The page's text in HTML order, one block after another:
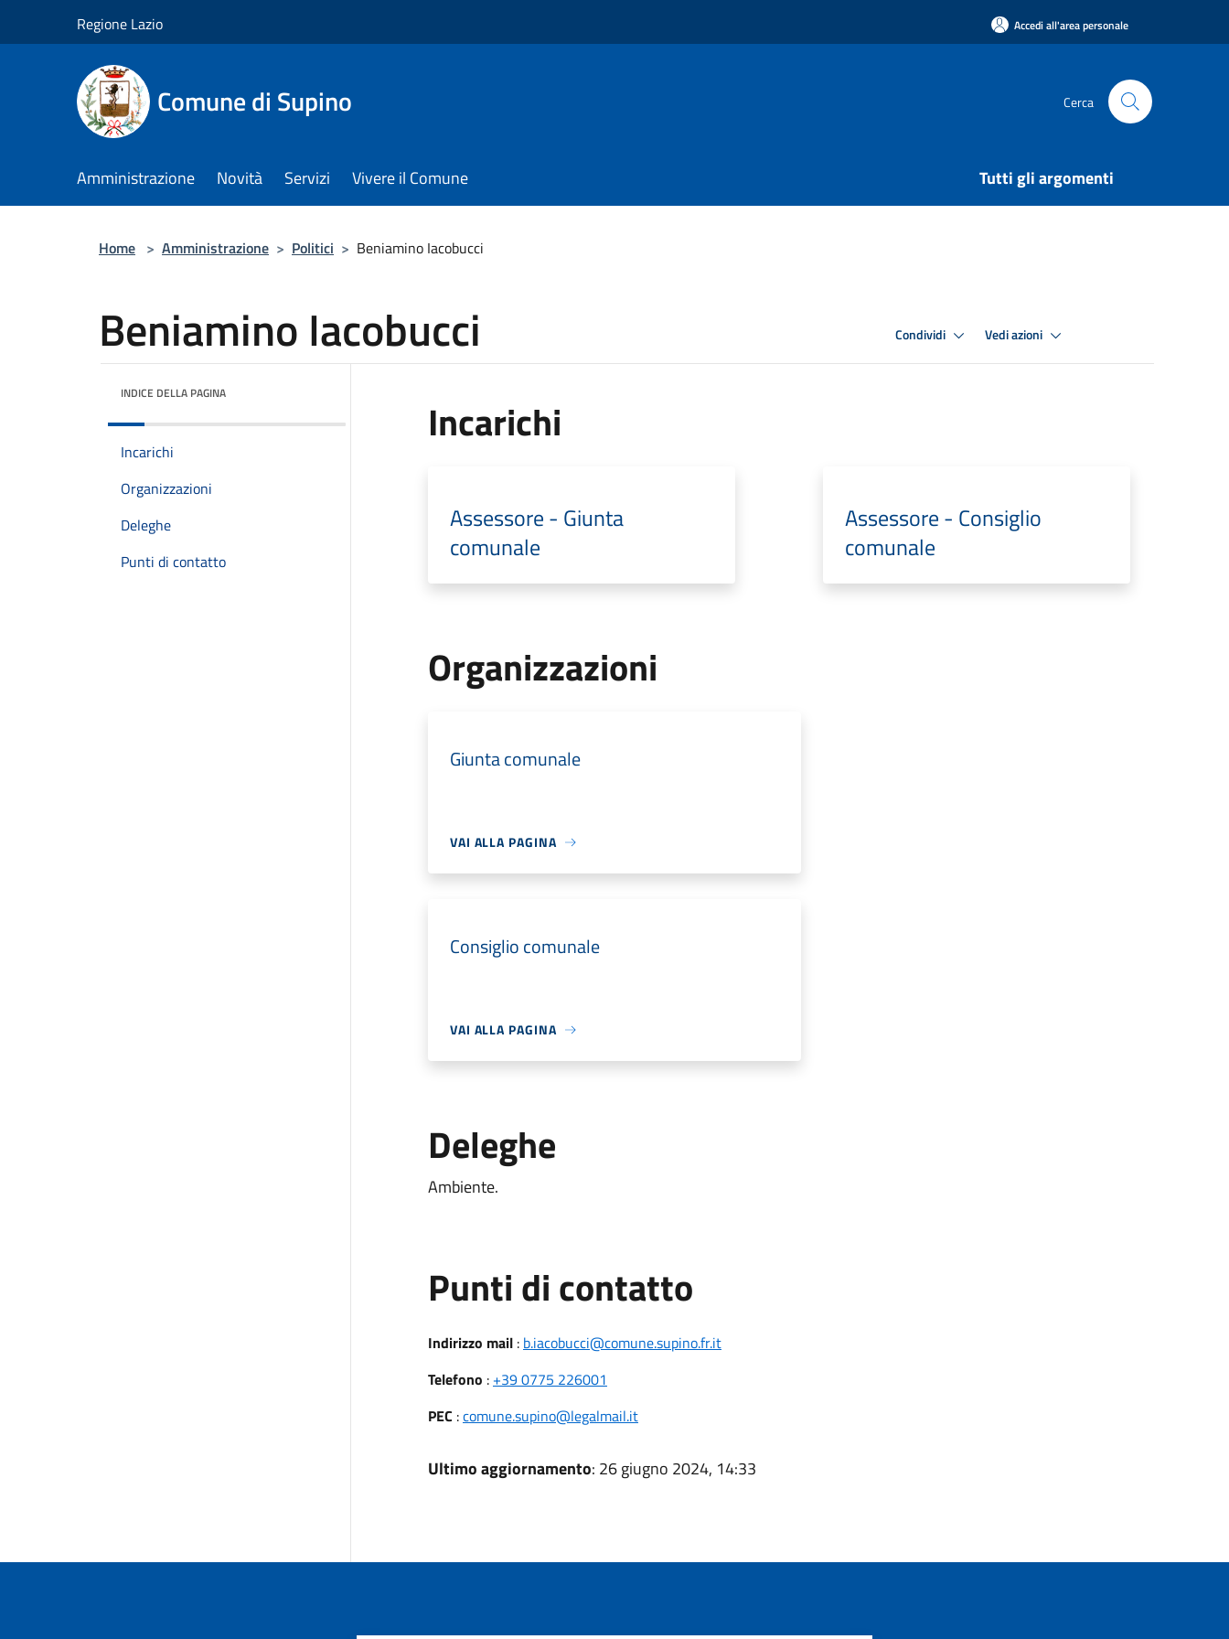
Regione Lazio Accedi all'area personale
Comune di Supino Cerca
Amministrazione Novità Servizi Vivere il Comune Tutti gli argomenti
Home > Amministrazione > Politici > Beniamino Iacobucci
Beniamino Iacobucci Condividi Vedi azioni
INDICE DELLA PAGINA
Incarichi
Organizzazioni
Deleghe
Punti di contatto
Incarichi
Assessore - Giunta
comunale
Assessore - Consiglio
comunale
Organizzazioni
Giunta comunale
VAI ALLA PAGINA
Consiglio comunale
VAI ALLA PAGINA
Deleghe
Ambiente.
Punti di contatto
Indirizzo mail: b.iacobucci@comune.supino.fr.it
Telefono : +39 0775 226001
PEC :comune.supino@legalmail.it
Ultimo aggiornamento: 26 giugno 2024, 14:33